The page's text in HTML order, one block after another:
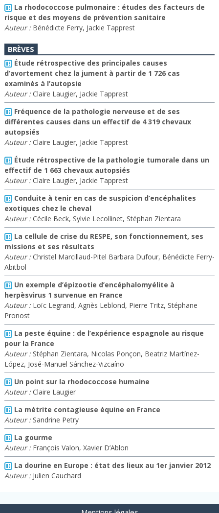
La rhodococcose pulmonaire : études des facteurs de
risque et des moyens de prévention sanitaire
Auteur :Bénédicte Ferry, Jackie Tapprest
BRÈVES
Étude rétrospective des principales causes
d’avortement chez la jument à partir de 1 726 cas
examinés à l’autopsie
Auteur :Claire Laugier, Jackie Tapprest
Fréquence de la pathologie nerveuse et de ses
différentes causes dans un effectif de 4 319 chevaux
autopsiés
Auteur :Claire Laugier, Jackie Tapprest
Étude rétrospective de la pathologie tumorale dans un
effectif de 1 663 chevaux autopsiés
Auteur :Claire Laugier, Jackie Tapprest
Conduite à tenir en cas de suspicion d’encéphalites
exotiques chez le cheval
Auteur :Cécile Beck, Sylvie Lecollinet, Stéphan Zientara
La cellule de crise du RESPE, son fonctionnement, ses
missions et ses résultats
Auteur :Christel Marcillaud-Pitel Barbara Dufour, Bénédicte Ferry-
Abitbol
Un exemple d’épizootie d’encéphalomyélite à
herpèsvirus 1 survenue en France
Auteur :Loïc Legrand, Agnès Leblond, Pierre Tritz, Stéphane
Pronost
La peste équine : de l’expérience espagnole au risque
pour la France
Auteur :Stéphan Zientara, Nicolas Ponçon, Beatriz Martínez-
López, José-Manuel Sánchez-Vizcaíno
Un point sur la rhodococcose humaine
Auteur :Claire Laugier
La métrite contagieuse équine en France
Auteur :Sandrine Petry
La gourme
Auteur :François Valon, Xavier D’Ablon
La dourine en Europe : état des lieux au 1er janvier 2012
Auteur :Julien Cauchard